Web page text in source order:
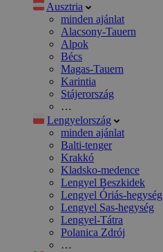
Ausztria
minden ajánlat
Alacsony-Tauern
Alpok
Bécs
Magas-Tauern
Karintia
Stájerország
…
Lengyelország
minden ajánlat
Balti-tenger
Krakkó
Kladsko-medence
Lengyel Beszkidek
Lengyel Óriás-hegység
Lengyel Sas-hegység
Lengyel-Tátra
Polanica Zdrój
…